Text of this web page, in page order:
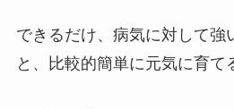
できるだけ、病気に対して強
と、比較的簡単に元気に育て